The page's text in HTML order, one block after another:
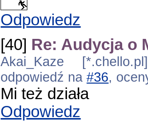
Odpowiedz
[40] Re: Audycja o
Akai_Kaze
odpowiedź na#36,
Mi też działa
Odpowiedz